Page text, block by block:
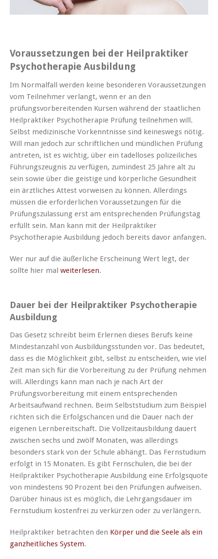
Voraussetzungen bei der Heilpraktiker
Psychotherapie Ausbildung
Im Normalfall werden keine besonderen Voraussetzungen
vom Teilnehmer verlangt, wenn er an den
prüfungsvorbereitenden Kursen während der staatlichen
Heilpraktiker Psychotherapie Prüfung teilnehmen will.
Selbst medizinische Vorkenntnisse sind keineswegs nötig.
Will man jedoch zur schriftlichen und mündlichen Prüfung
antreten, ist es wichtig, über ein tadelloses polizeiliches
Führungszeugnis zu verfügen, zumindest 25 Jahre alt zu
sein sowie über die geistige und körperliche Gesundheit
ein ärztliches Attest vorweisen zu können. Allerdings
müssen die erforderlichen Voraussetzungen für die
Prüfungszulassung erst am entsprechenden Prüfungstag
erfüllt sein. Man kann mit der Heilpraktiker
Psychotherapie Ausbildung jedoch bereits davor anfangen.
Wer nur auf die äußerliche Erscheinung Wert legt, der
sollte hier mal weiterlesen.
Dauer bei der Heilpraktiker Psychotherapie
Ausbildung
Das Gesetz schreibt beim Erlernen dieses Berufs keine
Mindestanzahl von Ausbildungsstunden vor. Das bedeutet,
dass es die Möglichkeit gibt, selbst zu entscheiden, wie viel
Zeit man sich für die Vorbereitung zu der Prüfung nehmen
will. Allerdings kann man nach je nach Art der
Prüfungsvorbereitung mit einem entsprechenden
Arbeitsaufwand rechnen. Beim Selbststudium zum Beispiel
richten sich die Erfolgschancen und die Dauer nach der
eigenen Lernbereitschaft. Die Vollzeitausbildung dauert
zwischen sechs und zwölf Monaten, was allerdings
besonders stark von der Schule abhängt. Das Fernstudium
erfolgt in 15 Monaten. Es gibt Fernschulen, die bei der
Heilpraktiker Psychotherapie Ausbildung eine Erfolgsquote
von mindestens 90 Prozent bei den Prüfungen aufweisen.
Darüber hinaus ist es möglich, die Lehrgangsdauer im
Fernstudium kostenfrei zu verkürzen oder zu verlängern.
Heilpraktiker betrachten den Körper und die Seele als ein
ganzheitliches System.